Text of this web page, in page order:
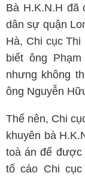
Bà H.K.N.H đã
dân sự quận
Hà, Chi cục
biết ông
nhưng không
ông Nguyễn
Thế nên, Chi
khuyên bà
toà án để được
tố cáo Chi